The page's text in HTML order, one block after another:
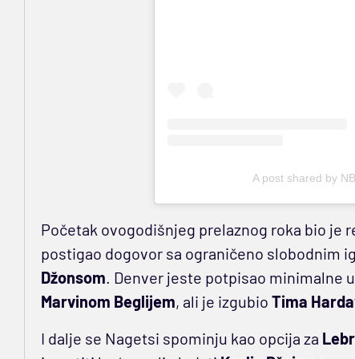
A post shared by
Početak ovogodišnjeg prelaznog roka bio je
postigao dogovor sa ograničeno slobodnim
Džonsom. Denver jeste potpisao minimalne
Marvinom Beglijem, ali je izgubio Tima
I dalje se Nagetsi spominju kao opcija za